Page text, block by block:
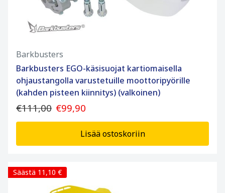
Barkbusters
Barkbusters EGO-käsisuojat kartiomaisella
ohjaustangolla varustetuille moottoripyörille
(kahden pisteen kiinnitys) (valkoinen)
€111,00 €99,90
Lisää ostoskoriin
Säästä 11,10 €